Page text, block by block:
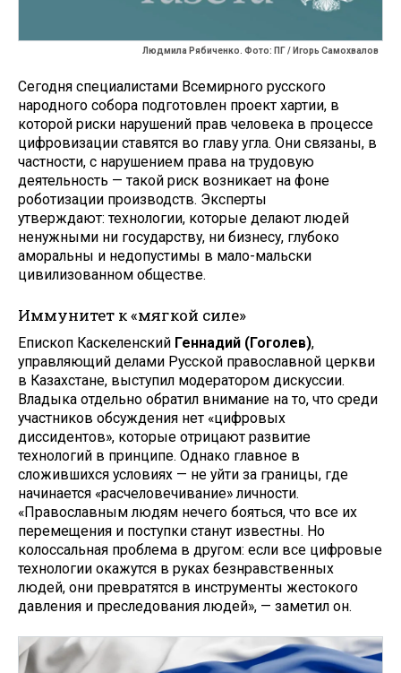
Людмила Рябиченко. Фото: ПГ / Игорь Самохвалов
Сегодня специалистами Всемирного русского
народного собора подготовлен проект хартии, в
которой риски нарушений прав человека в процессе
цифровизации ставятся во главу угла. Они связаны, в
частности, с нарушением права на трудовую
деятельность — такой риск возникает на фоне
роботизации производств. Эксперты
утверждают: технологии, которые делают людей
ненужными ни государству, ни бизнесу, глубоко
аморальны и недопустимы в мало-мальски
цивилизованном обществе.
Иммунитет к «мягкой силе»
Епископ Каскеленский Геннадий (Гоголев),
управляющий делами Русской православной церкви
в Казахстане, выступил модератором дискуссии.
Владыка отдельно обратил внимание на то, что среди
участников обсуждения нет «цифровых
диссидентов», которые отрицают развитие
технологий в принципе. Однако главное в
сложившихся условиях — не уйти за границы, где
начинается «расчеловечивание» личности.
«Православным людям нечего бояться, что все их
перемещения и поступки станут известны. Но
колоссальная проблема в другом: если все цифровые
технологии окажутся в руках безнравственных
людей, они превратятся в инструменты жестокого
давления и преследования людей», — заметил он.